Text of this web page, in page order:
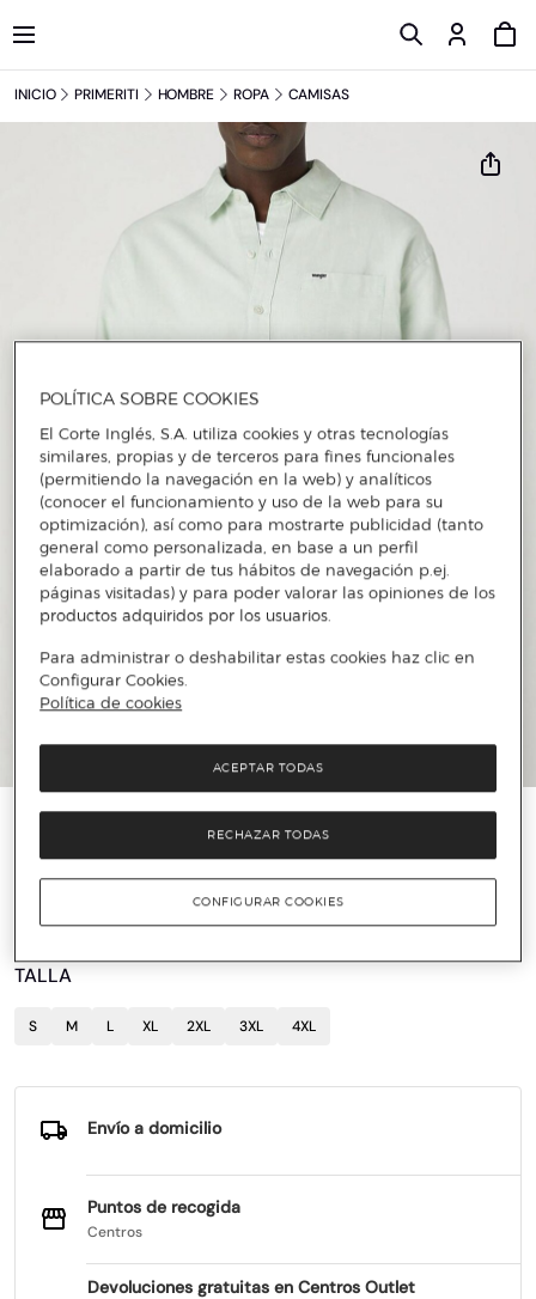
INICIO PRIMERITI HOMBRE ROPA CAMISAS
Camisa manga larga
TALLA
S M L XL 2XL 3XL 4XL
Envío a domicilio
Puntos de recogida
Centros
Devoluciones gratuitas en Centros Outlet
POLÍTICA SOBRE COOKIES
El Corte Inglés, S.A. utiliza cookies y otras tecnologías
similares, propias y de terceros para fines funcionales
(permitiendo la navegación en la web) y analíticos
(conocer el funcionamiento y uso de la web para su
optimización), así como para mostrarte publicidad (tanto
general como personalizada, en base a un perfil
elaborado a partir de tus hábitos de navegación p.ej.
páginas visitadas) y para poder valorar las opiniones de los
productos adquiridos por los usuarios.
Para administrar o deshabilitar estas cookies haz clic en
Configurar Cookies.
Política de cookies
RECHAZAR TODAS
ACEPTAR TODAS
CONFIGURAR COOKIES